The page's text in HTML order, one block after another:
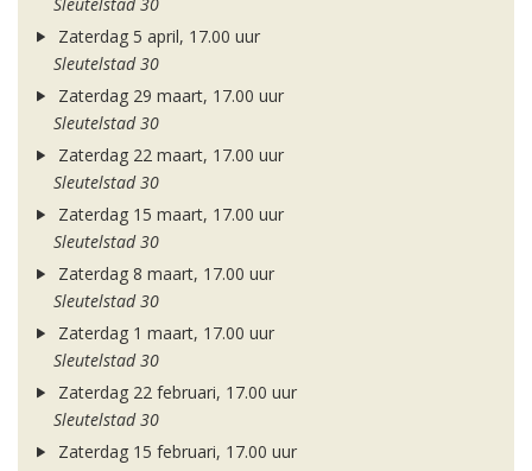
Sleutelstad 30
Zaterdag 5 april, 17.00 uur
Sleutelstad 30
Zaterdag 29 maart, 17.00 uur
Sleutelstad 30
Zaterdag 22 maart, 17.00 uur
Sleutelstad 30
Zaterdag 15 maart, 17.00 uur
Sleutelstad 30
Zaterdag 8 maart, 17.00 uur
Sleutelstad 30
Zaterdag 1 maart, 17.00 uur
Sleutelstad 30
Zaterdag 22 februari, 17.00 uur
Sleutelstad 30
Zaterdag 15 februari, 17.00 uur